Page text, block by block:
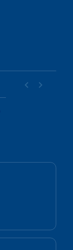
chevron_left chevron_right